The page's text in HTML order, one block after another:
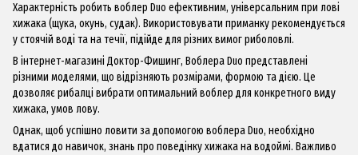
Характерність робить воблер Duo ​​ефективним, універсальним при лові
хижака (щука, окунь, судак). Використовувати приманку рекомендується
у стоячій воді та на течії, підійде для різних вимог риболовлі.
В інтернет-магазині Доктор-Фишинг, Воблера Duo представлені
різними моделями, що відрізняють розмірами, формою та дією. Це
дозволяє рибалці вибрати оптимальний воблер для конкретного виду
хижака, умов лову.
Однак, щоб успішно ловити за допомогою воблера Duo, необхідно
вдатися до навичок, знань про поведінку хижака на водоймі. Важливо